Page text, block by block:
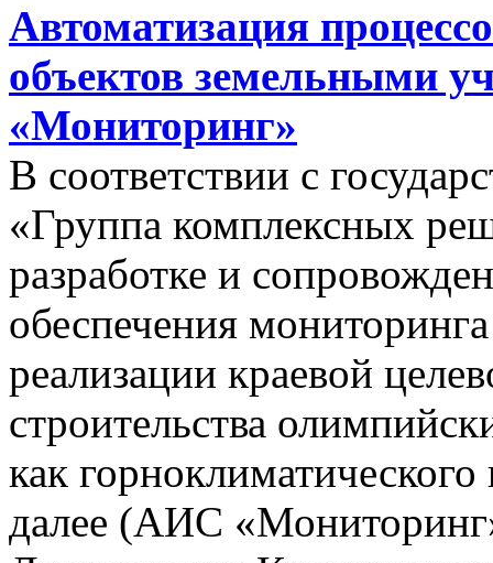
Автоматизация
объектов земельными
«Мониторинг»
В соответствии с
«Группа комплексных
разработке и
обеспечения
реализации краевой
строительства
как
далее (АИС